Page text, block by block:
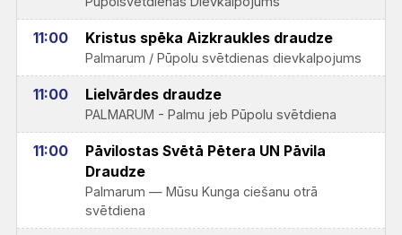
11:00 Kristus spēka Aizkraukles draudze
Palmarum / Pūpolu svētdienas dievkalpojums
11:00 Lielvārdes draudze
PALMARUM - Palmu jeb Pūpolu svētdiena
11:00
Pāvilostas Svētā Pētera UN Pāvila
Draudze
Palmarum — Mūsu Kunga ciešanu otrā
svētdiena